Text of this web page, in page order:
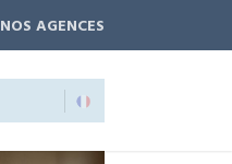
NOS AGENCES